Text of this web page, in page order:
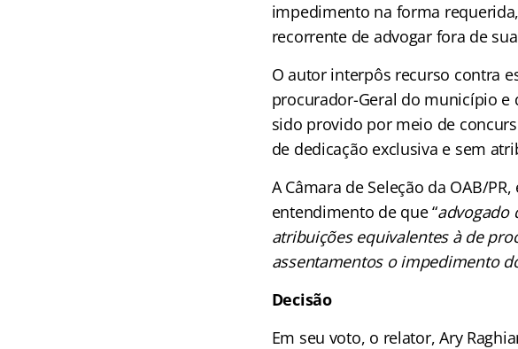
impedimento na forma
recorrente de advogar fora de
O autor interpôs recurso contra
procurador-Geral do município
sido provido por meio de
de dedicação exclusiva e sem
A Câmara de Seleção da OAB/
entendimento de que “advogado
atribuições equivalentes à de
assentamentos o impedimento
Decisão
Em seu voto, o relator, Ary